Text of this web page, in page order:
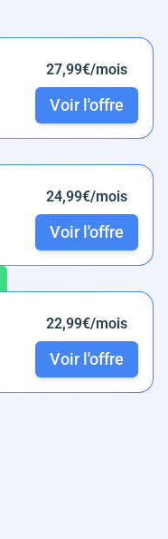
27,99€/mois
Voir l'offre
24,99€/mois
Voir l'offre
22,99€/mois
Voir l'offre